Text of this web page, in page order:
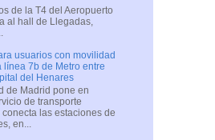
de la T4 del Aeropuerto
al hall de Llegadas,
usuarios con movilidad
línea 7b de Metro entre
del Henares
de Madrid pone en
de transporte
las estaciones de
en...